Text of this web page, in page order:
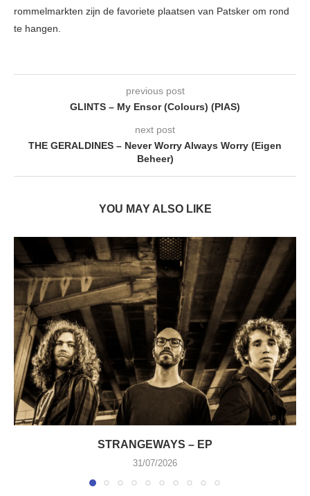
rommelmarkten zijn de favoriete plaatsen van Patsker om rond
te hangen.
previous post
GLINTS – My Ensor (Colours) (PIAS)
next post
THE GERALDINES – Never Worry Always Worry (Eigen
Beheer)
YOU MAY ALSO LIKE
STRANGEWAYS – EP
31/07/2026